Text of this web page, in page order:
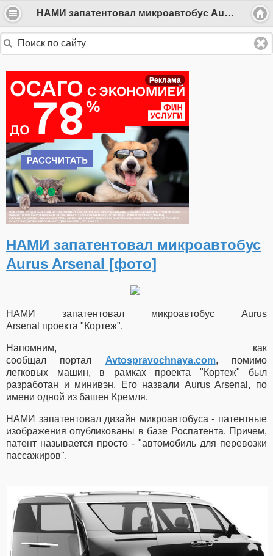
НАМИ запатентовал микроавтобус Aurus Arsenal [фото]
Реклама
НАМИ запатентовал микроавтобус
Aurus Arsenal [фото]
НАМИ запатентовал микроавтобус Aurus
Arsenal проекта "Кортеж".
Напомним, как
сообщал портал Avtospravochnaya.com, помимо
легковых машин, в рамках проекта "Кортеж" был
разработан и минивэн. Его назвали Aurus Arsenal, по
имени одной из башен Кремля.
НАМИ запатентовал дизайн микроавтобуса - патентные
изображения опубликованы в базе Роспатента. Причем,
патент называется просто - "автомобиль для перевозки
пассажиров".